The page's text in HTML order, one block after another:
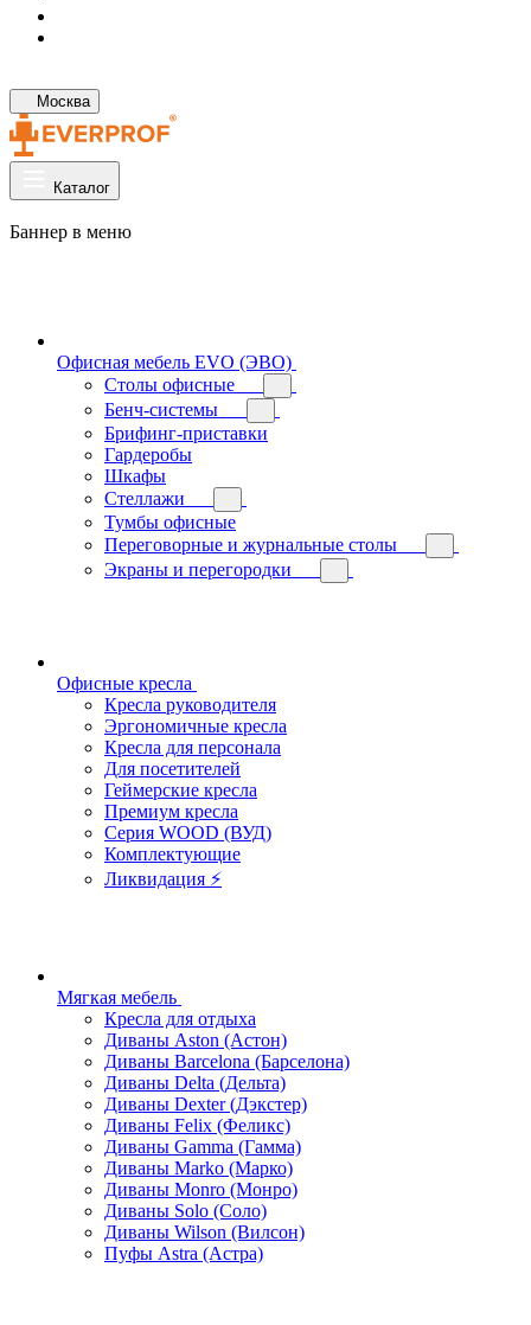
Москва
Каталог
Баннер в меню
Офисная мебель EVO (ЭВО)
Cтолы офисные
Бенч-системы
Брифинг-приставки
Гардеробы
Шкафы
Стеллажи
Тумбы офисные
Переговорные и журнальные столы
Экраны и перегородки
Офисные кресла
Кресла руководителя
Эргономичные кресла
Кресла для персонала
Для посетителей
Геймерские кресла
Премиум кресла
Серия WOOD (ВУД)
Комплектующие
Ликвидация ⚡
Мягкая мебель
Кресла для отдыха
Диваны Aston (Астон)
Диваны Barcelona (Барселона)
Диваны Delta (Дельта)
Диваны Dexter (Дэкстер)
Диваны Felix (Феликс)
Диваны Gamma (Гамма)
Диваны Marko (Марко)
Диваны Monro (Монро)
Диваны Solo (Соло)
Диваны Wilson (Вилсон)
Пуфы Astra (Астра)